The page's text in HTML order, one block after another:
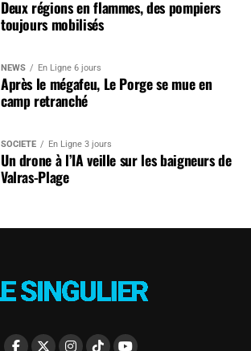
Deux régions en flammes, des pompiers
toujours mobilisés
NEWS En Ligne 6 jours
Après le mégafeu, Le Porge se mue en
camp retranché
SOCIÉTÉ En Ligne 3 jours
Un drone à l’IA veille sur les baigneurs de
Valras-Plage